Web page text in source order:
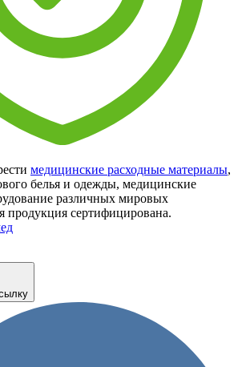
медицинские расходные материалы,
белья и одежды, медицинские
различных мировых
продукция сертифицирована.